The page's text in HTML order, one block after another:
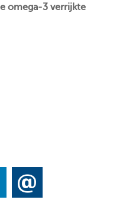
omega-3 verrijkte